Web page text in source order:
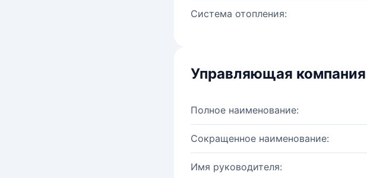
Система отопления:
Управляющая компания
Полное наименование:
Сокращенное наименование:
Имя руководителя: